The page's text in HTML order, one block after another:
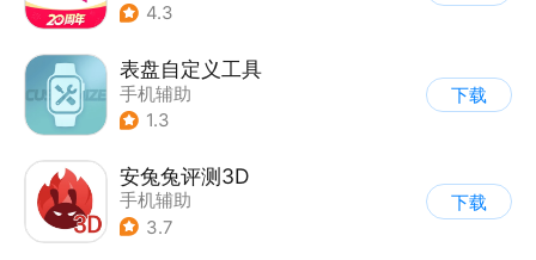
4.3
表盘自定义工具
手机辅助
1.3
下载
安兔兔评测3D
手机辅助
3.7
下载